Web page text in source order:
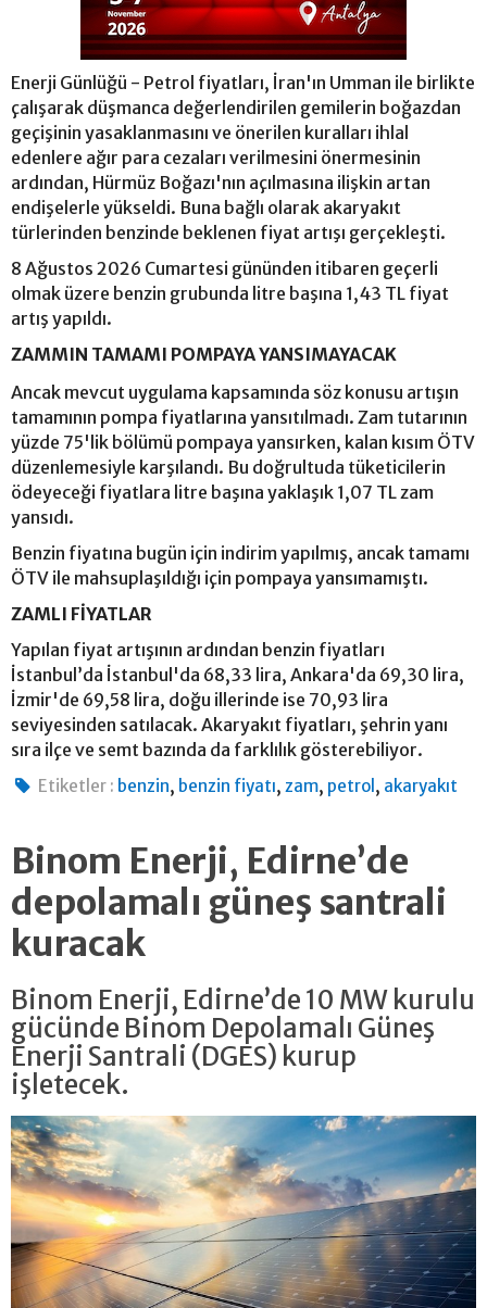
Enerji Günlüğü - Petrol fiyatları, İran'ın Umman ile birlikte
çalışarak düşmanca değerlendirilen gemilerin boğazdan
geçişinin yasaklanmasını ve önerilen kuralları ihlal
edenlere ağır para cezaları verilmesini önermesinin
ardından, Hürmüz Boğazı'nın açılmasına ilişkin artan
endişelerle yükseldi. Buna bağlı olarak akaryakıt
türlerinden benzinde beklenen fiyat artışı gerçekleşti.
8 Ağustos 2026 Cumartesi gününden itibaren geçerli
olmak üzere benzin grubunda litre başına 1,43 TL fiyat
artış yapıldı.
ZAMMIN TAMAMI POMPAYA YANSIMAYACAK
Ancak mevcut uygulama kapsamında söz konusu artışın
tamamının pompa fiyatlarına yansıtılmadı. Zam tutarının
yüzde 75'lik bölümü pompaya yansırken, kalan kısım ÖTV
düzenlemesiyle karşılandı. Bu doğrultuda tüketicilerin
ödeyeceği fiyatlara litre başına yaklaşık 1,07 TL zam
yansıdı.
Benzin fiyatına bugün için indirim yapılmış, ancak tamamı
ÖTV ile mahsuplaşıldığı için pompaya yansımamıştı.
ZAMLI FİYATLAR
Yapılan fiyat artışının ardından benzin fiyatları
İstanbul’da İstanbul'da 68,33 lira, Ankara'da 69,30 lira,
İzmir'de 69,58 lira, doğu illerinde ise 70,93 lira
seviyesinden satılacak. Akaryakıt fiyatları, şehrin yanı
sıra ilçe ve semt bazında da farklılık gösterebiliyor.
Etiketler : benzin, benzin fiyatı, zam, petrol , akaryakıt
Binom Enerji, Edirne’de
depolamalı güneş santrali
kuracak
Binom Enerji, Edirne’de 10 MW kurulu
gücünde Binom Depolamalı Güneş
Enerji Santrali (DGES) kurup
işletecek.